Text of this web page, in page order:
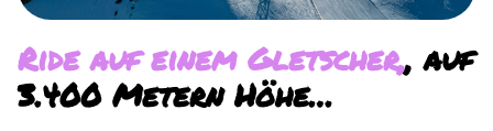
Ride auf einem Gletscher,, auf
3.400 Metern Höhe…